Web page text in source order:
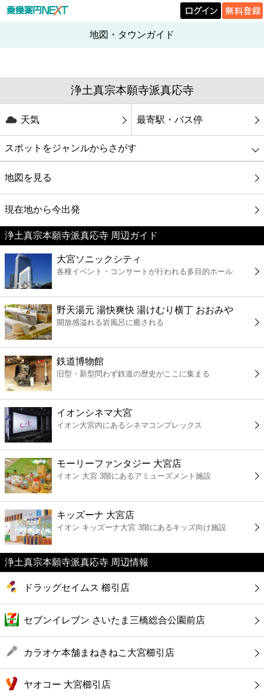
地図・タウンガイド
浄土真宗本願寺派真応寺
天気 最寄駅・バス停
スポットをジャンルからさがす
グルメ
映画
美容
コンビニ
薬局
スーパー
エンタメ
レジャー
書店
ファミレス
ファーストフード
カフェ
ショッピング
銀行
公共
地図を見る
現在地から今出発
浄土真宗本願寺派真応寺 周辺ガイド
大宮ソニックシティ
各種イベント・コンサートが行われる多目的ホール
野天湯元 湯快爽快 湯けむり横丁 おおみや
開放感溢れる岩風呂に癒される
鉄道博物館
旧型・新型問わず鉄道の歴史がここに集まる
イオンシネマ大宮
イオン大宮内にあるシネマコンプレックス
モーリーファンタジー 大宮店
イオン 大宮 3階にあるアミューズメント施設
キッズーナ 大宮店
イオン キッズーナ大宮 3階にあるキッズ向け施設
浄土真宗本願寺派真応寺 周辺情報
ドラッグセイムス 櫛引店
セブンイレブン さいたま三橋総合公園前店
カラオケ本舗まねきねこ大宮櫛引店
ヤオコー 大宮櫛引店